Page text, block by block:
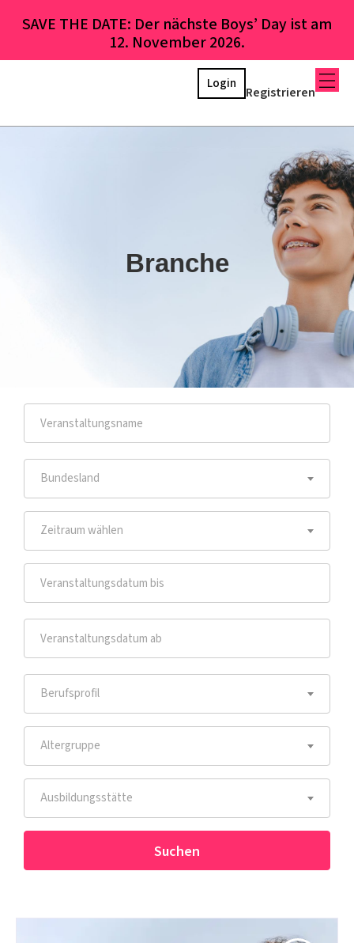
SAVE THE DATE: Der nächste Boys’ Day ist am
12. November 2026.
Registrieren
Login
Branche
Bundesland
Zeitraum wählen
Berufsprofil
Altergruppe
Ausbildungsstätte